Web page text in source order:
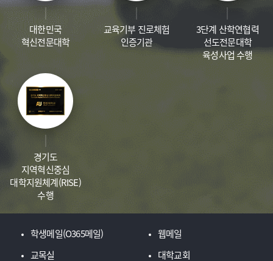
대한민국
혁신전문대학
교육기부 진로체험
인증기관
3단계 산학연협력
선도전문대학
육성사업 수행
경기도
지역혁신중심
대학지원체계(RISE)
수행
학생메일(O365메일)
웹메일
교목실
대학교회